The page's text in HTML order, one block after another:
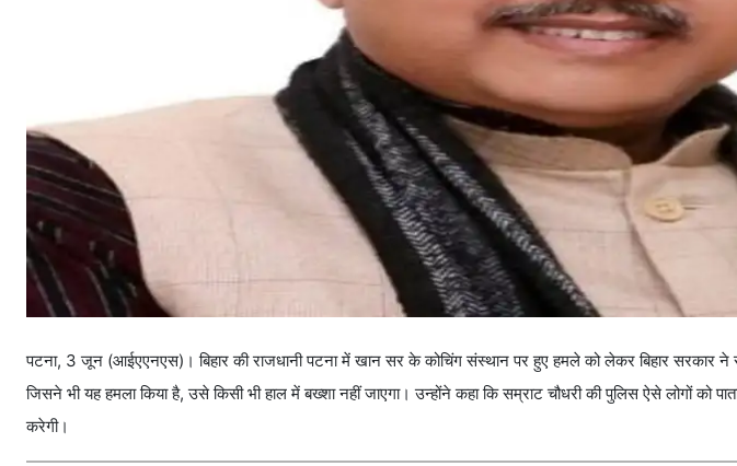
पटना, 3 जून (आईएएनएस)। बिहार की राजधानी पटना में खान सर के कोचिंग संस्थान पर हुए हमले को लेकर बिहार सरकार ने
जिसने भी यह हमला किया है, उसे किसी भी हाल में बख्शा नहीं जाएगा। उन्होंने कहा कि सम्राट चौधरी की पुलिस ऐसे लोगों को
करेगी।